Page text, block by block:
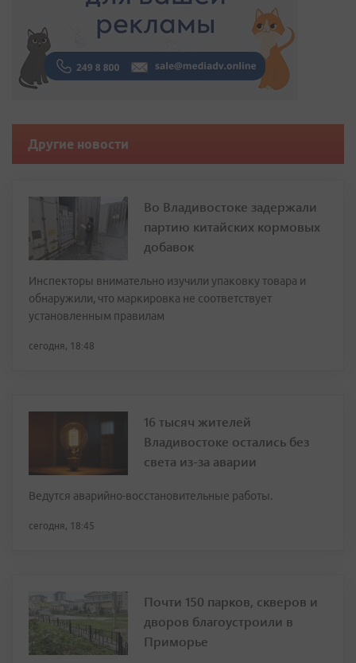
Другие новости
Во Владивостоке задержали
партию китайских кормовых
добавок
Инспекторы внимательно изучили упаковку товара и
обнаружили, что маркировка не соответствует
установленным правилам
сегодня, 18:48
16 тысяч жителей
Владивостоке остались без
света из-за аварии
Ведутся аварийно-восстановительные работы.
сегодня, 18:45
Почти 150 парков, скверов и
дворов благоустроили в
Приморье